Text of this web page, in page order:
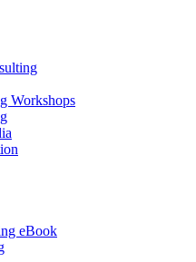
Workshops
eBook